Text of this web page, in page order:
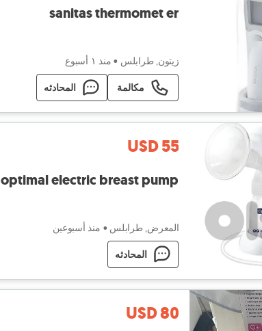
sanitas thermomet er
زيتون, طرابلس • منذ ١ أسبوع
مكالمة المحادثه
USD 55
optimal electric breast pump
المعرض, طرابلس • منذ أسبوعين
المحادثه
USD 80